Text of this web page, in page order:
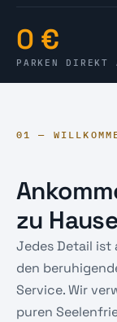
0 €
PARKEN DIREKT
01 —
zu
Jedes Detail
den
Service. Wir
puren